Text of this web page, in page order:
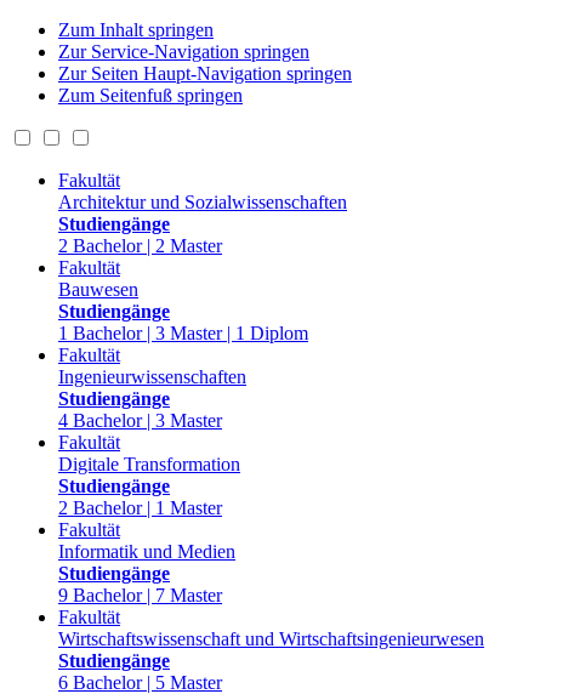
Zum Inhalt springen
Zur Service-Navigation springen
Zur Seiten Haupt-Navigation springen
Zum Seitenfuß springen
Fakultät
Architektur und Sozialwissenschaften
Studiengänge
2 Bachelor | 2 Master
Fakultät
Bauwesen
Studiengänge
1 Bachelor | 3 Master | 1 Diplom
Fakultät
Ingenieurwissenschaften
Studiengänge
4 Bachelor | 3 Master
Fakultät
Digitale Transformation
Studiengänge
2 Bachelor | 1 Master
Fakultät
Informatik und Medien
Studiengänge
9 Bachelor | 7 Master
Fakultät
Wirtschaftswissenschaft und Wirtschaftsingenieurwesen
Studiengänge
6 Bachelor | 5 Master